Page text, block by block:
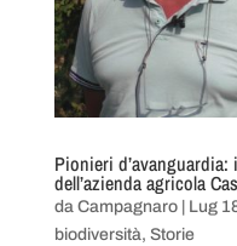
Pionieri
dell’azienda agricola
da Campagnaro| Lug
biodiversità, Storie